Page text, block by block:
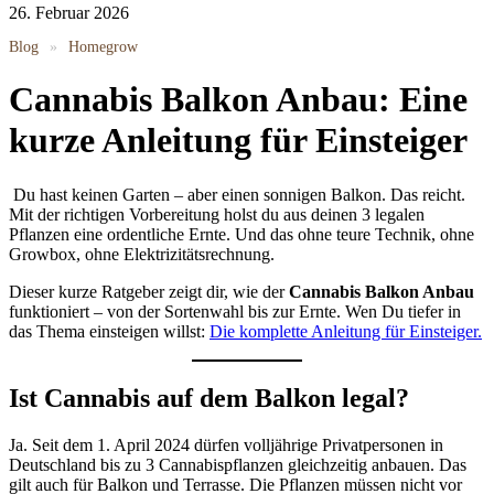
26. Februar 2026
Blog » Homegrow
Cannabis Balkon Anbau: Eine
kurze Anleitung für Einsteiger
Du hast keinen Garten – aber einen sonnigen Balkon. Das reicht.
Mit der richtigen Vorbereitung holst du aus deinen 3 legalen
Pflanzen eine ordentliche Ernte. Und das ohne teure Technik, ohne
Growbox, ohne Elektrizitätsrechnung.
Dieser kurze Ratgeber zeigt dir, wie derCannabis Balkon Anbau
funktioniert – von der Sortenwahl bis zur Ernte. Wen Du tiefer in
das Thema einsteigen willst: Die komplette Anleitung für Einsteiger.
Ist Cannabis auf dem Balkon legal?
Ja. Seit dem 1. April 2024 dürfen volljährige Privatpersonen in
Deutschland bis zu 3 Cannabispflanzen gleichzeitig anbauen. Das
gilt auch für Balkon und Terrasse. Die Pflanzen müssen nicht vor